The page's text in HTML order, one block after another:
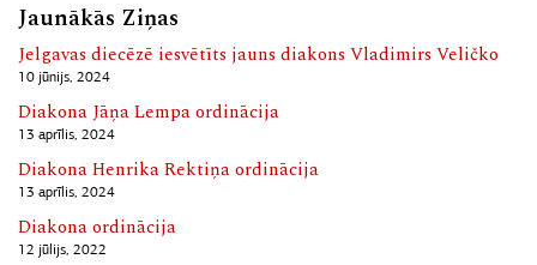
Jaunākās Ziņas
Jelgavas diecēzē iesvētīts jauns diakons Vladimirs Veličko
10 jūnijs, 2024
Diakona Jāņa Lempa ordinācija
13 aprīlis, 2024
Diakona Henrika Rektiņa ordinācija
13 aprīlis, 2024
Diakona ordinācija
12 jūlijs, 2022